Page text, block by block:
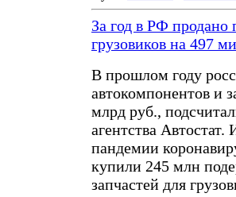
За год в РФ продано
грузовиков на 497
В прошлом году
автокомпонентов и
млрд руб.,
агентства Автостат.
пандемии
купили 245 млн
запчастей для